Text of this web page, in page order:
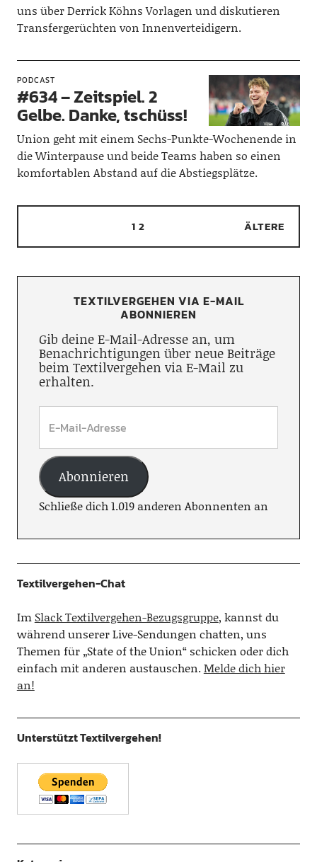
uns über Derrick Köhns Vorlagen und diskutieren
Transfergerüchten von Innenverteidigern.
PODCAST
#634 – Zeitspiel. 2
Gelbe. Danke, tschüss!
Union geht mit einem Sechs-Punkte-Wochenende in
die Winterpause und beide Teams haben so einen
komfortablen Abstand auf die Abstiegsplätze.
1 2 ÄLTERE
TEXTILVERGEHEN VIA E-MAIL
ABONNIEREN
Gib deine E-Mail-Adresse an, um
Benachrichtigungen über neue Beiträge
beim Textilvergehen via E-Mail zu
erhalten.
Abonnieren
Schließe dich 1.019 anderen Abonnenten an
Textilvergehen-Chat
Im Slack Textilvergehen-Bezugsgruppe, kannst du
während unserer Live-Sendungen chatten, uns
Themen für „State of the Union“ schicken oder dich
einfach mit anderen austauschen.Melde dich hier
an!
Unterstützt Textilvergehen!